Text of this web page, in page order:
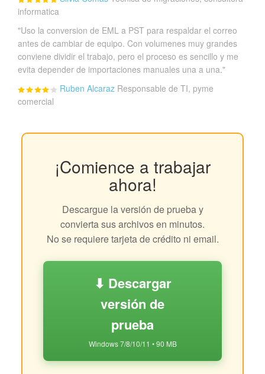
informatica
"Uso la conversion de EML a PST para respaldar el correo
antes de cambiar de equipo. Con volumenes muy grandes
conviene dividir el trabajo, pero el proceso es sencillo y me
evita depender de importaciones manuales una a una."
Ruben Alcaraz Responsable de TI, pyme
comercial
¡Comience a trabajar
ahora!
Descargue la versión de prueba y
convierta sus archivos en minutos.
No se requiere tarjeta de crédito ni email.
⬇ Descargar
versión de
prueba
Windows 7/8/10/11 • 90 MB